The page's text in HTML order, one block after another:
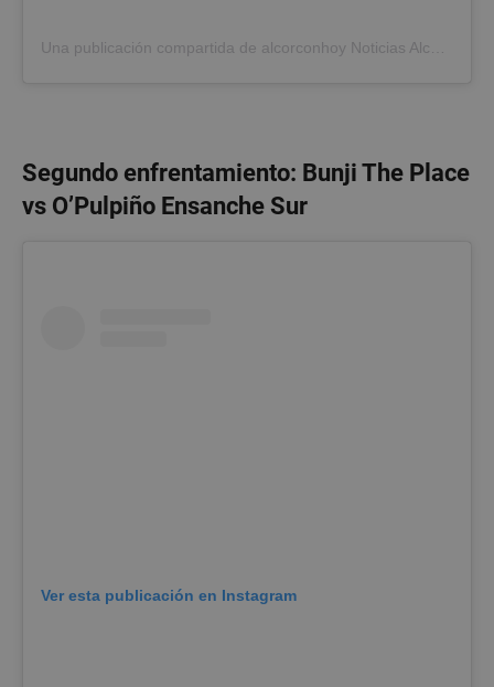
Una publicación compartida de alcorconhoy Noticias Alcorcón (@alcorconhoy)
Segundo enfrentamiento: Bunji The Place
vs O’Pulpiño Ensanche Sur
Ver esta publicación en Instagram